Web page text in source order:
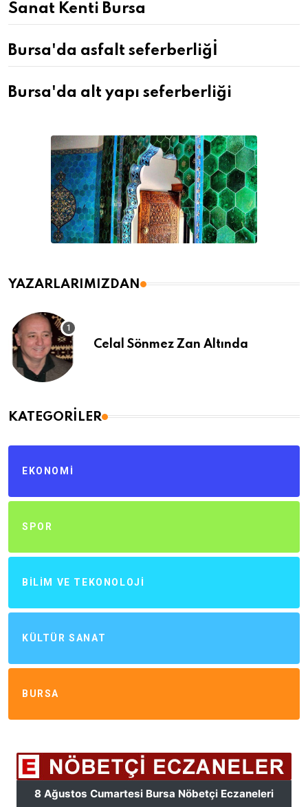
Sanat Kenti Bursa
Bursa'da asfalt seferberliğİ
Bursa'da alt yapı seferberliği
YAZARLARIMIZDAN
Celal Sönmez Zan Altında
KATEGORILER
EKONOMI
SPOR
BILIM VE TEKONOLOJI
KÜLTÜR SANAT
BURSA